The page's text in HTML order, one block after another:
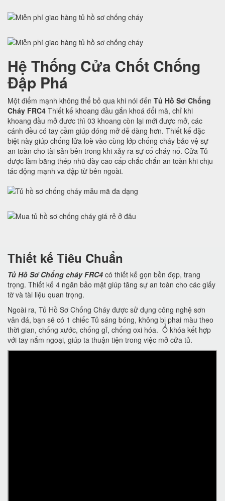
Hệ Thống Cửa Chốt Chống
Đập Phá
Một điểm mạnh không thể bỏ qua khi nói đến Tủ Hồ Sơ Chống
Cháy FRC4 Thiết kế khoang đầu gắn khoá đổi mã, chỉ khi
khoang đầu mở đươc thì 03 khoang còn lại mới được mở, các
cánh đều có tay cầm giúp đóng mở dễ dàng hơn. Thiết kế đặc
biệt này giúp chống lửa loè vào cùng lớp chống cháy bảo vệ sự
an toàn cho tài sản bên trong khi xảy ra sự cố cháy nổ. Cửa Tủ
được làm bằng thép nhũ dày cao cấp chắc chắn an toàn khi chịu
tác động mạnh va đập từ bên ngoài.
Thiết kế Tiêu Chuẩn
Tủ Hồ Sơ Chống cháy FRC4 có thiết kế gọn bền đẹp, trang
trọng. Thiết kế 4 ngăn bảo mật giúp tăng sự an toàn cho các giấy
tờ và tài liệu quan trọng.
Ngoài ra, Tủ Hồ Sơ Chống Cháy được sử dụng công nghệ sơn
vân đá, bạn sẽ có 1 chiếc Tủ sáng bóng, không bị phai màu theo
thời gian, chống xước, chống gỉ, chống oxi hóa. Ổ khóa kết hợp
với tay nắm ngoại, giúp ta thuận tiện trong việc mở cửa tủ.